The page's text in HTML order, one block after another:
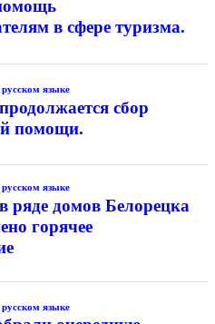
в сфере туризма.
языке
сбор
помощи.
языке
ряде домов Белорецка
горячее
языке